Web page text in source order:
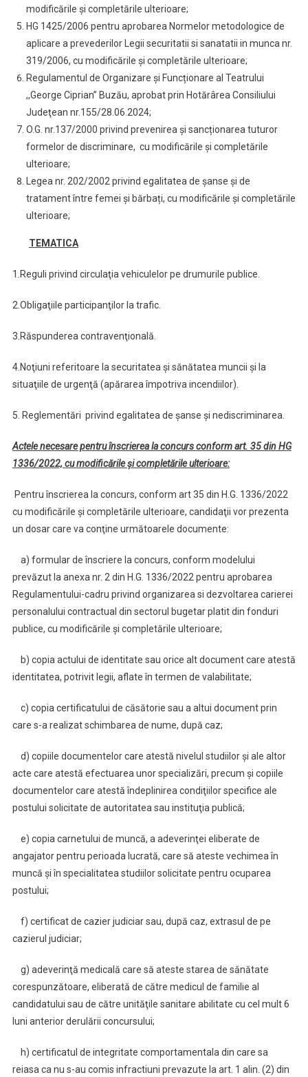
modificările şi completările ulterioare;
HG 1425/2006 pentru aprobarea Normelor metodologice de
aplicare a prevederilor Legii securitatii si sanatatii in munca nr.
319/2006, cu modificările şi completările ulterioare;
Regulamentul de Organizare și Funcționare al Teatrului
,,George Ciprian” Buzău, aprobat prin Hotărârea Consiliului
Judeţean nr.155/28.06.2024;
O.G. nr.137/2000 privind prevenirea și sancționarea tuturor
formelor de discriminare, cu modificările și completările
ulterioare;
Legea nr. 202/2002 privind egalitatea de șanse și de
tratament între femei și bărbați, cu modificările și completările
ulterioare;
TEMATICA
1.Reguli privind circulaţia vehiculelor pe drumurile publice.
2.Obligaţiile participanţilor la trafic.
3.Răspunderea contravenţională.
4.Noţiuni referitoare la securitatea şi sănătatea muncii şi la
situaţiile de urgenţă (apărarea împotriva incendiilor).
5. Reglementări privind egalitatea de şanse şi nediscriminarea.
Actele necesare pentru înscrierea la concurs conform art. 35 din HG
1336/2022, cu modificările şi completările ulterioare:
Pentru înscrierea la concurs, conform art 35 din H.G. 1336/2022
cu modificările şi completările ulterioare, candidaţii vor prezenta
un dosar care va conţine următoarele documente:
a) formular de înscriere la concurs, conform modelului
prevăzut la anexa nr. 2 din H.G. 1336/2022 pentru aprobarea
Regulamentului-cadru privind organizarea si dezvoltarea carierei
personalului contractual din sectorul bugetar platit din fonduri
publice, cu modificările şi completările ulterioare;
b) copia actului de identitate sau orice alt document care atestă
identitatea, potrivit legii, aflate în termen de valabilitate;
c) copia certificatului de căsătorie sau a altui document prin
care s-a realizat schimbarea de nume, după caz;
d) copiile documentelor care atestă nivelul studiilor şi ale altor
acte care atestă efectuarea unor specializări, precum şi copiile
documentelor care atestă îndeplinirea condiţiilor specifice ale
postului solicitate de autoritatea sau instituţia publică;
e) copia carnetului de muncă, a adeverinţei eliberate de
angajator pentru perioada lucrată, care să ateste vechimea în
muncă şi în specialitatea studiilor solicitate pentru ocuparea
postului;
f) certificat de cazier judiciar sau, după caz, extrasul de pe
cazierul judiciar;
g) adeverinţă medicală care să ateste starea de sănătate
corespunzătoare, eliberată de către medicul de familie al
candidatului sau de către unităţile sanitare abilitate cu cel mult 6
luni anterior derulării concursului;
h) certificatul de integritate comportamentala din care sa
reiasa ca nu s-au comis infractiuni prevazute la art. 1 alin. (2) din